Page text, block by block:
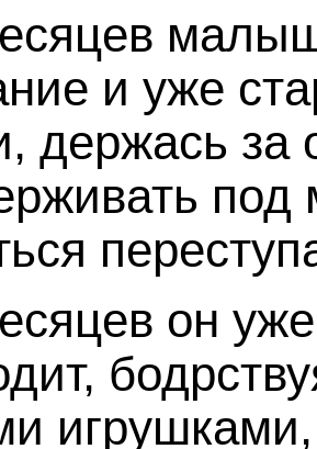
и уже
держась за
он